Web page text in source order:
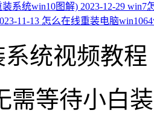
系统win10图解) 2023-12-29 win7
11-13 怎么在线重装电脑
统视频教程
需等待小白